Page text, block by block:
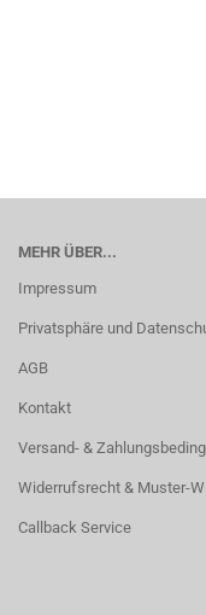
MEHR ÜBER...
Impressum
Privatsphäre und
AGB
Kontakt
Versand- &
Widerrufsrecht & Muster-
Callback Service